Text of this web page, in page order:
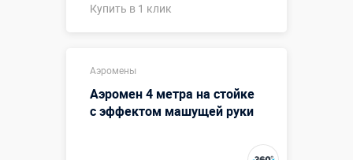
Купить в 1 клик
Аэромены
Аэромен 4 метра на стойке
с эффектом машущей руки